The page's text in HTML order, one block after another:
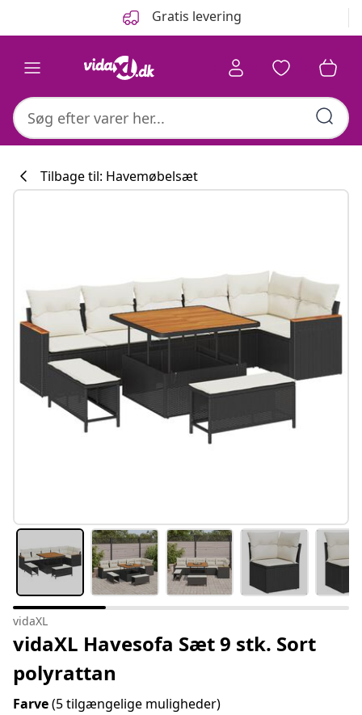
Gratis levering
#sharemevidaxl
Tilbage til: Havemøbelsæt
vidaXL
vidaXL Havesofa Sæt 9 stk. Sort
polyrattan
Farve(5 tilgængelige muligheder)